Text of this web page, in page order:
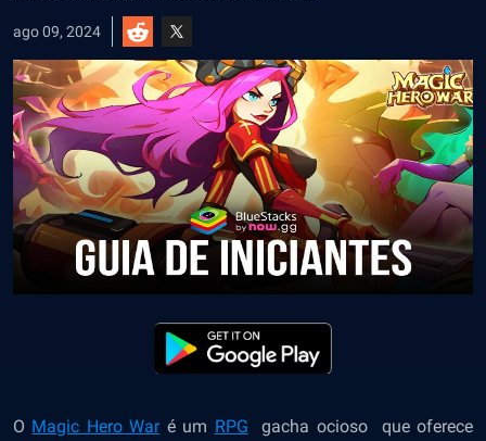
ago 09, 2024
O Magic Hero Waré um RPG gacha ocioso que oferece